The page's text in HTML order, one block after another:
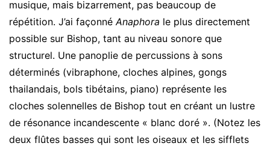
musique, mais bizarrement, pas beaucoup de
répétition. J’ai façonnéAnaphora le plus directement
possible sur Bishop, tant au niveau sonore que
structurel. Une panoplie de percussions à sons
déterminés (vibraphone, cloches alpines, gongs
thailandais, bols tibétains, piano) représente les
cloches solennelles de Bishop tout en créant un lustre
de résonance incandescente « blanc doré ». (Notez les
deux flûtes basses qui sont les oiseaux et les sifflets